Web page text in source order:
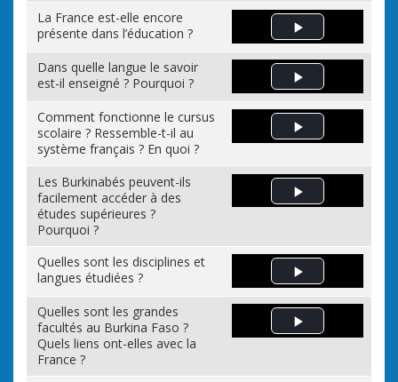
La France est-elle encore
présente dans l’éducation ?
Play Video
Dans quelle langue le savoir
est-il enseigné ? Pourquoi ?
Play Video
Comment fonctionne le cursus
scolaire ? Ressemble-t-il au
système français ? En quoi ?
Play Video
Les Burkinabés peuvent-ils
facilement accéder à des
études supérieures ?
Pourquoi ?
Play Video
Quelles sont les disciplines et
langues étudiées ?
Play Video
Quelles sont les grandes
facultés au Burkina Faso ?
Quels liens ont-elles avec la
France ?
Play Video